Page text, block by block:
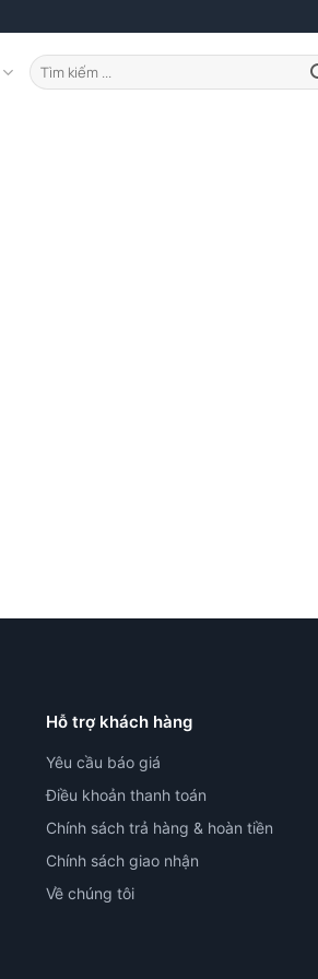
Tìm
kiếm:
Hỗ trợ khách hàng
Yêu cầu báo giá
Điều khoản thanh toán
Chính sách trả hàng & hoàn tiền
Chính sách giao nhận
Về chúng tôi